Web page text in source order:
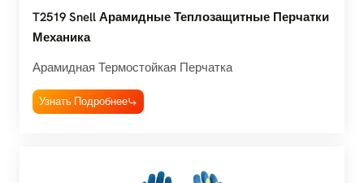
T2519 Snell Арамидные Теплозащитные Перчатки
Механика
Арамидная Термостойкая Перчатка
Узнать Подробнее